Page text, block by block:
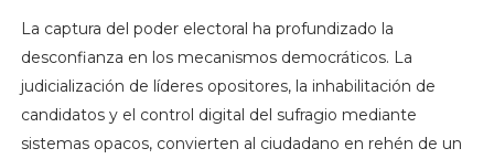
La captura del poder electoral ha profundizado la
desconfianza en los mecanismos democráticos. La
judicialización de líderes opositores, la inhabilitación de
candidatos y el control digital del sufragio mediante
sistemas opacos, convierten al ciudadano en rehén de un